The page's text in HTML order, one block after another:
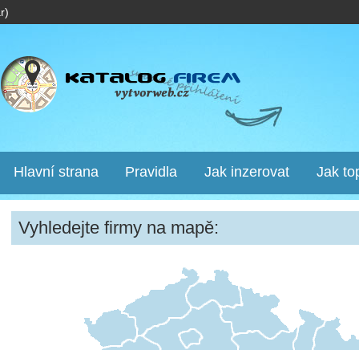
Hlavní strana Pravidla Jak inzerovat Jak
Vyhledejte firmy na mapě: